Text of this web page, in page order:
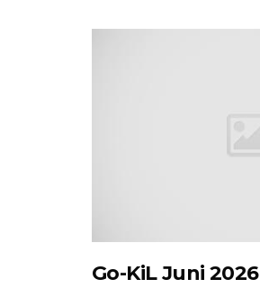
Go-KiL Juni 2026